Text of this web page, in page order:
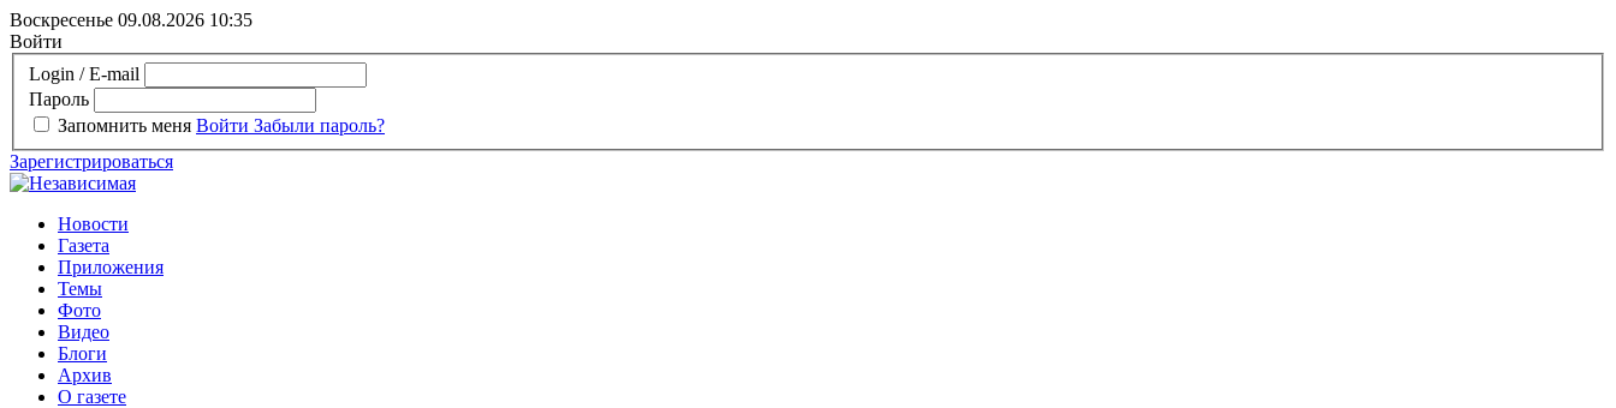
Воскресенье 09.08.2026 10:35
Войти
Login / E-mail
Пароль
Запомнить меня Войти Забыли пароль?
Зарегистрироваться
Новости
Газета
Приложения
Темы
Фото
Видео
Блоги
Архив
О газете